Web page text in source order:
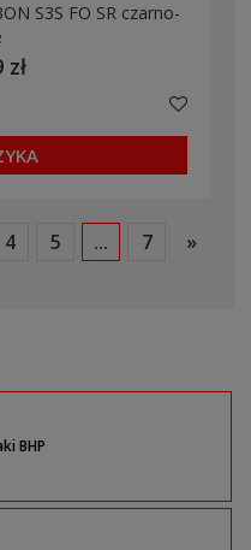
S3S FO SR czarno-
zł
4 5 ... 7 »
BHP